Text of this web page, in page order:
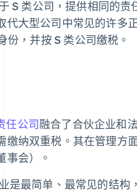
S 类公司，提供相同的
代大型公司中常见的许多
份，并按 S 类公司缴税。
任公司融合了合伙企业和
缴纳双重税。其在管理方
事会）。
是最简单、最常见的结构